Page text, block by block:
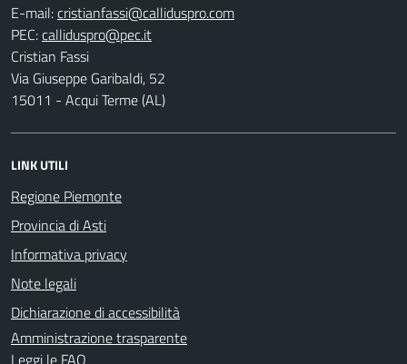
E-mail:
PEC:
Cristian Fassi
Via Giuseppe Garibaldi, 52
15011 - Acqui Terme (AL)
LINK UTILI
Regione Piemonte
Provincia di Asti
Informativa privacy
Note legali
Dichiarazione di accessibilità
Amministrazione trasparente
Leggi le FAQ